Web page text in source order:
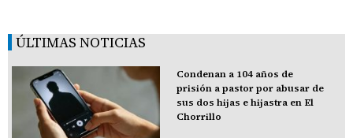
ÚLTIMAS NOTICIAS
Condenan a 104 años de
prisión a pastor por abusar de
sus dos hijas e hijastra en El
Chorrillo